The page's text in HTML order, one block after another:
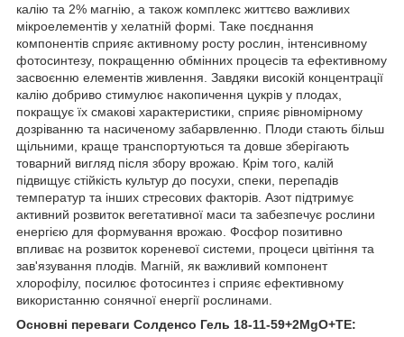
калію та 2% магнію, а також комплекс життєво важливих
мікроелементів у хелатній формі. Таке поєднання
компонентів сприяє активному росту рослин, інтенсивному
фотосинтезу, покращенню обмінних процесів та ефективному
засвоєнню елементів живлення. Завдяки високій концентрації
калію добриво стимулює накопичення цукрів у плодах,
покращує їх смакові характеристики, сприяє рівномірному
дозріванню та насиченому забарвленню. Плоди стають більш
щільними, краще транспортуються та довше зберігають
товарний вигляд після збору врожаю. Крім того, калій
підвищує стійкість культур до посухи, спеки, перепадів
температур та інших стресових факторів. Азот підтримує
активний розвиток вегетативної маси та забезпечує рослини
енергією для формування врожаю. Фосфор позитивно
впливає на розвиток кореневої системи, процеси цвітіння та
зав'язування плодів. Магній, як важливий компонент
хлорофілу, посилює фотосинтез і сприяє ефективному
використанню сонячної енергії рослинами.
Основні переваги Солденсо Гель 18-11-59+2MgO+TE: